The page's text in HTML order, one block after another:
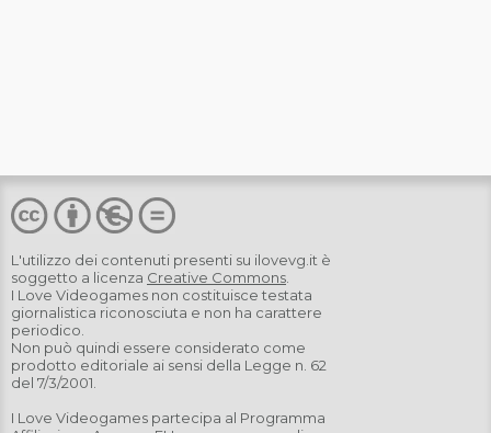
L'utilizzo dei contenuti presenti su ilovevg.it è
soggetto a licenza Creative Commons.
I Love Videogames non costituisce testata
giornalistica riconosciuta e non ha carattere
periodico.
Non può quindi essere considerato come
prodotto editoriale ai sensi della Legge n. 62
del 7/3/2001.
I Love Videogames partecipa al Programma